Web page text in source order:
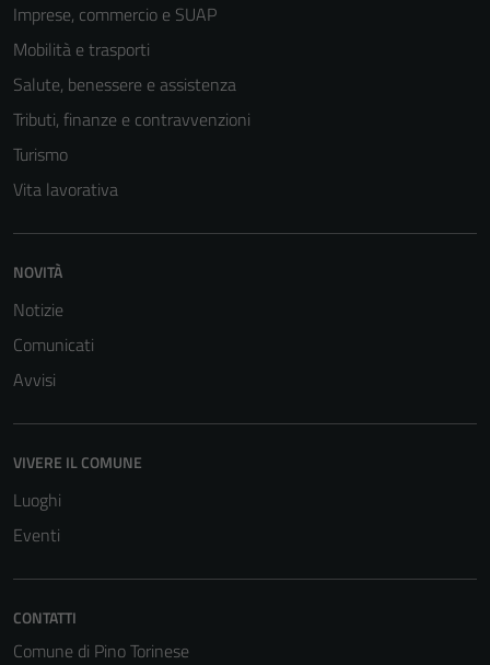
Imprese, commercio e SUAP
Mobilità e trasporti
Salute, benessere e assistenza
Tributi, finanze e contravvenzioni
Turismo
Vita lavorativa
NOVITÀ
Notizie
Comunicati
Avvisi
VIVERE IL COMUNE
Luoghi
Eventi
CONTATTI
Comune di Pino Torinese